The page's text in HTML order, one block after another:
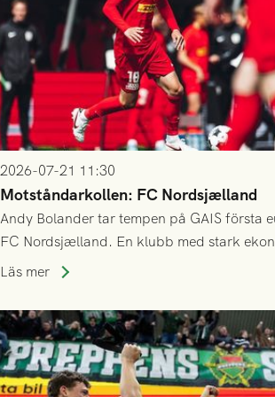
2026-07-21 11:30
Motståndarkollen: FC Nordsjælland
Andy Bolander tar tempen på GAIS första
FC Nordsjælland. En klubb med stark
publiksnitt, ett lag med både kollektiv
Läs mer